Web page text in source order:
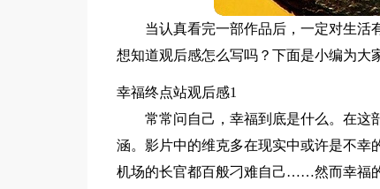
当认真看完一部作品后，一定对生活
想知道观后感怎么写吗？下面是小编为大
幸福终点站观后感1
常常问自己，幸福到底是什么。在这
涵。影片中的维克多在现实中或许是不幸
机场的长官都百般刁难自己……然而幸福